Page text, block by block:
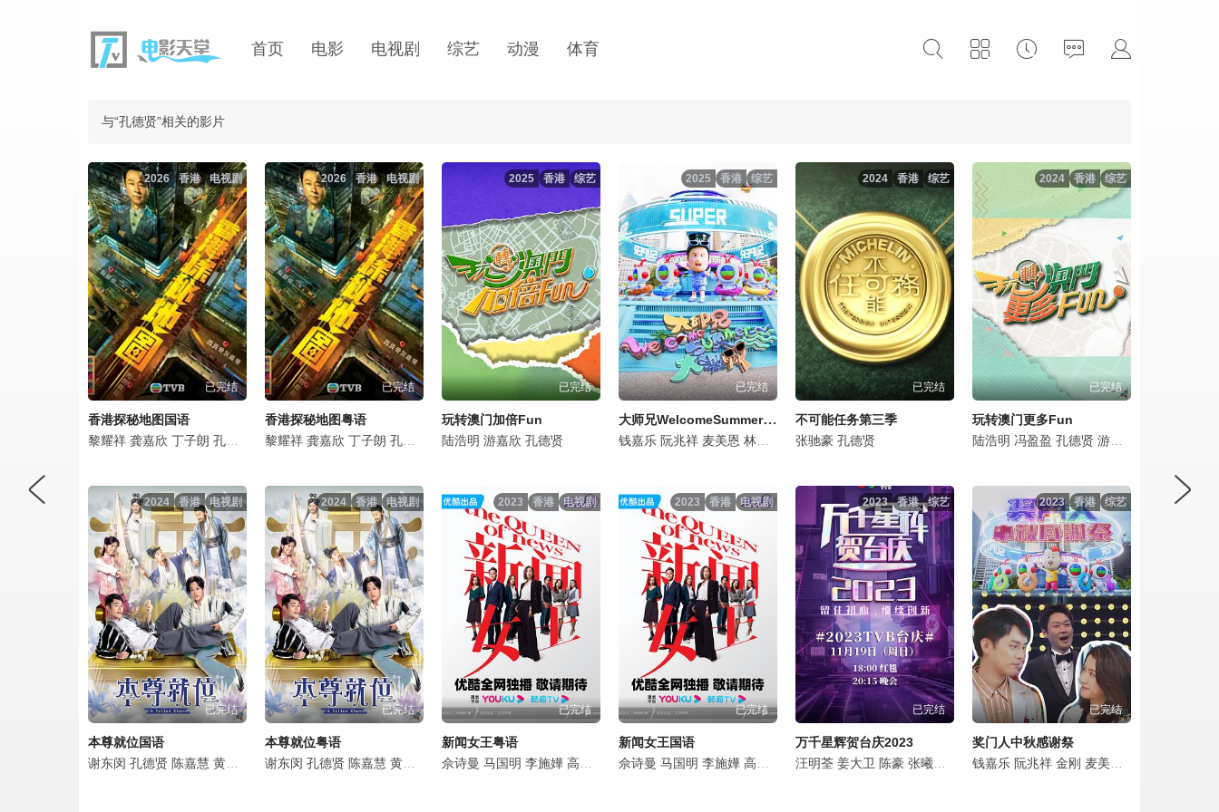
首页 电影 电视剧 综艺 动漫 体育
与“孔德贤”相关的影片
电视剧
香港
2026
已完结
香港探秘地图国语
黎耀祥 龚嘉欣 丁子朗 孔德贤 倪嘉雯 袁文杰 庄思明 蔡国威 杨玉梅 邓伊婷 袁镇业 莫家淦 黄子桐 关曜儁 阮政峰 陈靖云
电视剧
香港
2026
已完结
香港探秘地图粤语
黎耀祥 龚嘉欣 丁子朗 孔德贤 倪嘉雯 袁文杰 庄思明 蔡国威 杨玉梅 邓伊婷 袁镇业 莫家淦 黄子桐 关曜儁 阮政峰
综艺
香港
2025
已完结
玩转澳门加倍Fun
陆浩明 游嘉欣 孔德贤
综艺
香港
2025
已完结
大师兄WelcomeSummer大激战
钱嘉乐 阮兆祥 麦美恩 林秀怡 林正峰 龚嘉欣 林景程 陈懿德 林智乐 黄婉曼 冯盈盈
综艺
香港
2024
已完结
不可能任务第三季
张驰豪 孔德贤
综艺
香港
2024
已完结
玩转澳门更多Fun
陆浩明 冯盈盈 孔德贤 游嘉欣
电视剧
香港
2024
已完结
本尊就位国语
谢东闵 孔德贤 陈嘉慧 黄嘉乐 韦家雄 甄采浠 李成昌 黎燕珊 郑启泰 秦启维 吴瑞庭 樊亦敏 林颖彤
电视剧
香港
2024
已完结
本尊就位粤语
谢东闵 孔德贤 陈嘉慧 黄嘉乐 韦家雄 甄采浠 李成昌 黎燕珊 郑启泰 秦启维 吴瑞庭 樊亦敏 林颖彤
电视剧
香港
2023
已完结
新闻女王粤语
佘诗曼 马国明 李施嬅 高海宁 王敏奕 何依婷 陈山聪 谭俊彦 陈敏之 吴业坤 邓智坚 许俊豪 袁镇业 龚慈恩 邝洁楹 高钧贤
电视剧
香港
2023
已完结
新闻女王国语
佘诗曼 马国明 李施嬅 高海宁 王敏奕 何依婷 陈山聪 谭俊彦 陈敏之 吴业坤 邓智坚 许俊豪
综艺
香港
2023
已完结
万千星辉贺台庆2023
汪明荃 姜大卫 陈豪 张曦雯 陈展鹏 刘佩玥 周嘉洛 游嘉欣
综艺
香港
2023
已完结
奖门人中秋感谢祭
钱嘉乐 阮兆祥 金刚 麦美恩